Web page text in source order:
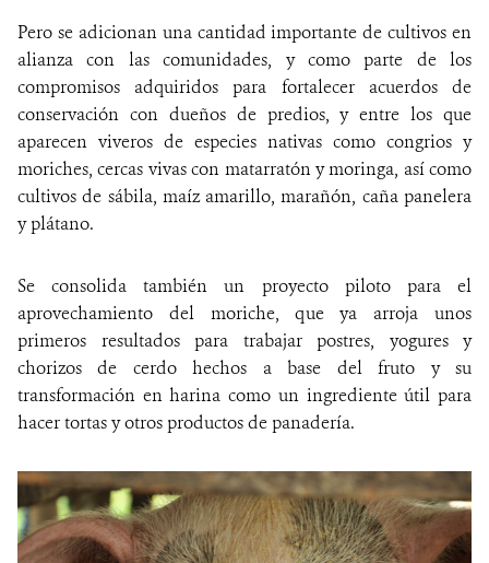
Pero se adicionan una cantidad importante de cultivos en
alianza con las comunidades, y como parte de los
compromisos adquiridos para fortalecer acuerdos de
conservación con dueños de predios, y entre los que
aparecen viveros de especies nativas como congrios y
moriches, cercas vivas con matarratón y moringa, así como
cultivos de sábila, maíz amarillo, marañón, caña panelera
y plátano.
Se consolida también un proyecto piloto para el
aprovechamiento del moriche, que ya arroja unos
primeros resultados para trabajar postres, yogures y
chorizos de cerdo hechos a base del fruto y su
transformación en harina como un ingrediente útil para
hacer tortas y otros productos de panadería.